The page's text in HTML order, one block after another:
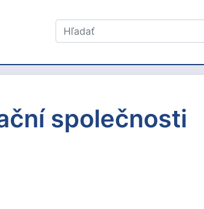
společnosti